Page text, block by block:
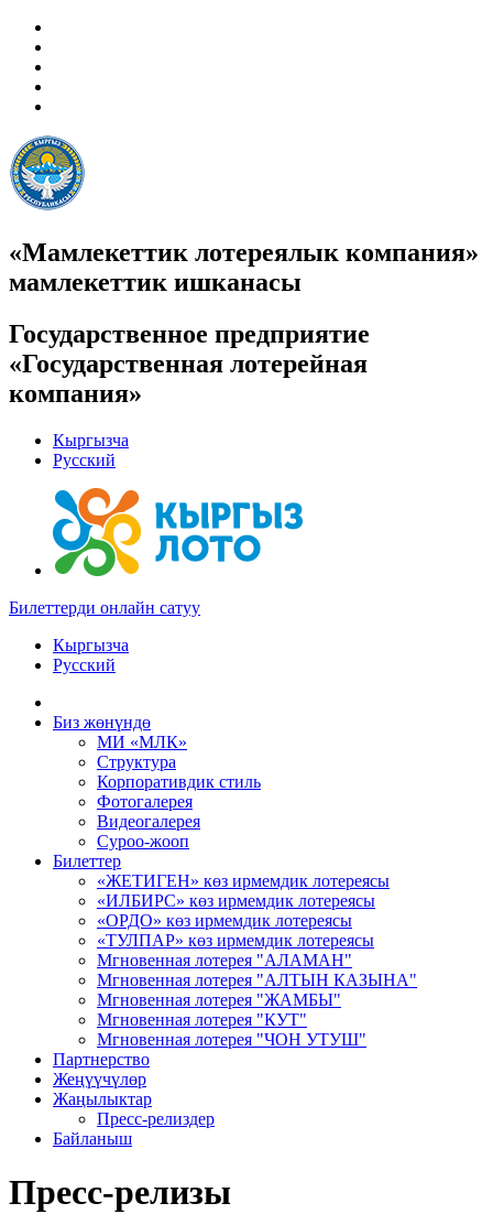
«Мамлекеттик лотереялык компания»
мамлекеттик ишканасы
Государственное предприятие
«Государственная лотерейная
компания»
Кыргызча
Русский
Билеттерди онлайн сатуу
Кыргызча
Русский
Биз жөнүндө
МИ «МЛК»
Структура
Корпоративдик стиль
Фотогалерея
Видеогалерея
Суроо-жооп
Билеттер
«ЖЕТИГЕН» көз ирмемдик лотереясы
«ИЛБИРС» көз ирмемдик лотереясы
«ОРДО» көз ирмемдик лотереясы
«ТУЛПАР» көз ирмемдик лотереясы
Мгновенная лотерея "АЛАМАН"
Мгновенная лотерея "АЛТЫН КАЗЫНА"
Мгновенная лотерея "ЖАМБЫ"
Мгновенная лотерея "КУТ"
Мгновенная лотерея "ЧОН УТУШ"
Партнерство
Жеңүүчүлөр
Жаңылыктар
Пресс-релиздер
Байланыш
Пресс-релизы